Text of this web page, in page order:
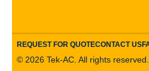
REQUEST FOR QUOTECONTACT US
© 2026 Tek-AC. All rights reserved.